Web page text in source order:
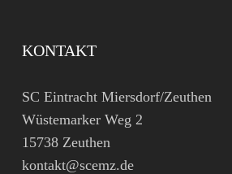
KONTAKT
SC Eintracht Miersdorf/Zeuthen
Wüstemarker Weg 2
15738 Zeuthen
kontakt@scemz.de